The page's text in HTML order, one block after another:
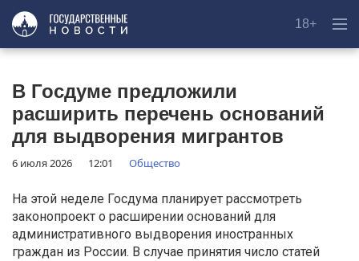
18+
В Госдуме предложили
расширить перечень оснований
для выдворения мигрантов
6 июля 2026 12:01 Общество
На этой неделе Госдума планирует рассмотреть
законопроект о расширении оснований для
административного выдворения иностранных
граждан из России. В случае принятия число статей